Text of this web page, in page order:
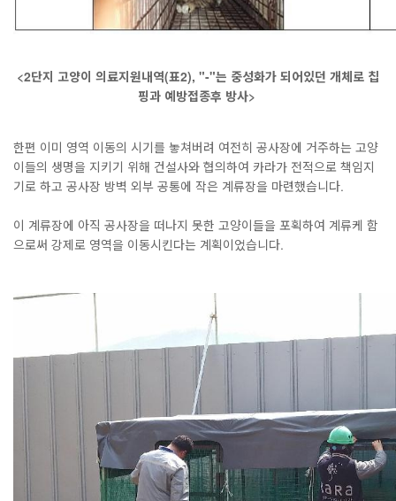
<2단지 고양이 의료지원내역(표2), "-"는 중성화가 되어있던 개체로 칩
핑과 예방접종후 방사>
한편 이미 영역 이동의 시기를 놓쳐버려 여전히 공사장에 거주하는 고양
이들의 생명을 지키기 위해 건설사와 협의하여 카라가 전적으로 책임지
기로 하고 공사장 방벽 외부 공통에 작은 계류장을 마련했습니다.
이 계류장에 아직 공사장을 떠나지 못한 고양이들을 포획하여 계류케 함
으로써 강제로 영역을 이동시킨다는 계획이었습니다.